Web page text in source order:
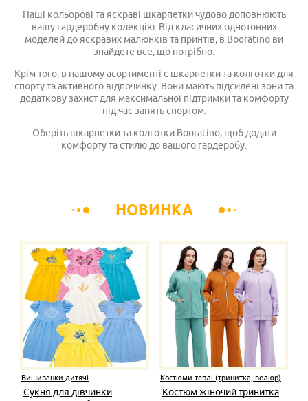
Наші кольорові та яскраві шкарпетки чудово доповнюють
вашу гардеробну колекцію. Від класичних однотонних
моделей до яскравих малюнків та принтів, в Booratino ви
знайдете все, що потрібно.
Крім того, в нашому асортименті є шкарпетки та колготки для
спорту та активного відпочинку. Вони мають підсилені зони та
додаткову захист для максимальної підтримки та комфорту
під час занять спортом.
Оберіть шкарпетки та колготки Booratino, щоб додати
комфорту та стилю до вашого гардеробу.
НОВИНКА
Вишиванки дитячі
Сукня для дівчинки
Костюми теплі (тринитка, велюр)
Костюм жіночий тринитка